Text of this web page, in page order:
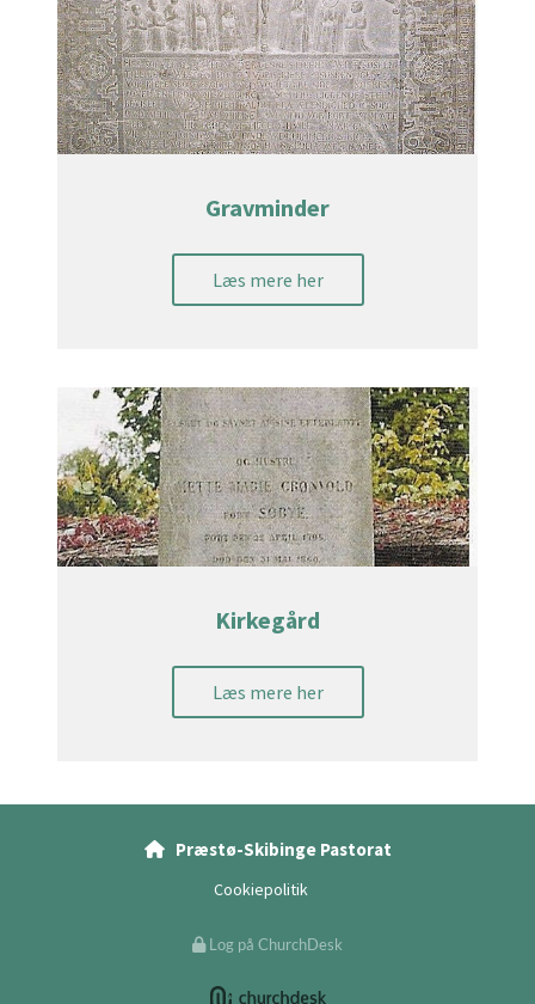
Gravminder
Læs mere her
Kirkegård
Læs mere her
Præstø-Skibinge Pastorat
Cookiepolitik
Log på ChurchDesk